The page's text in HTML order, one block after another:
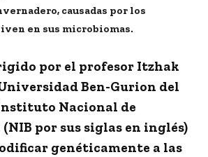
causadas por los
en sus microbiomas.
por el profesor Itzhak
Ben-Gurion del
Nacional de
por sus siglas en inglés)
genéticamente a las